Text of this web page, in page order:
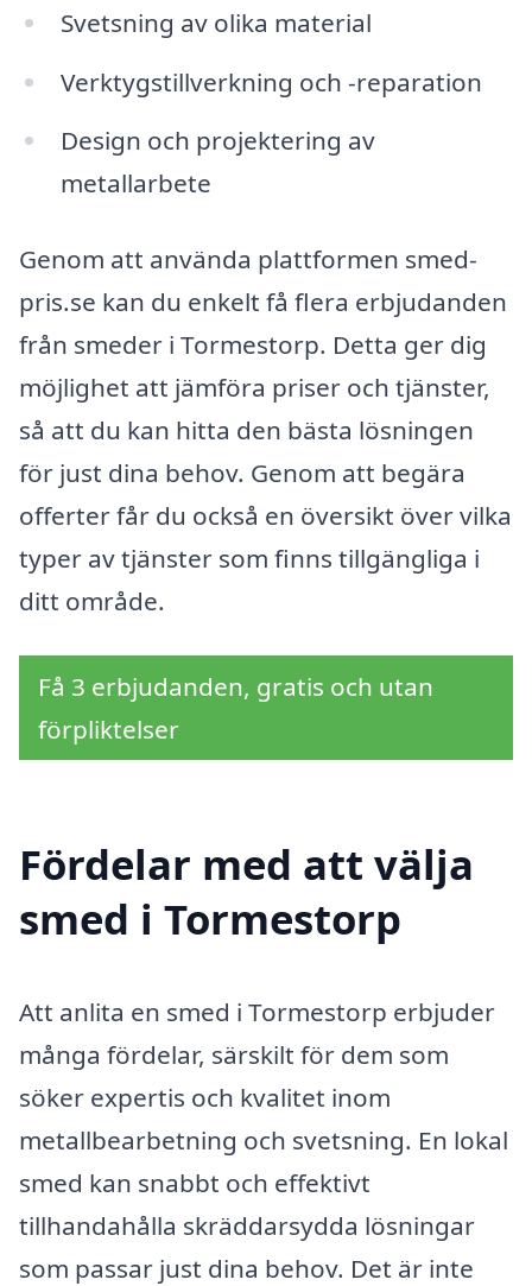
Svetsning av olika material
Verktygstillverkning och -reparation
Design och projektering av
metallarbete
Genom att använda plattformen smed-
pris.se kan du enkelt få flera erbjudanden
från smeder i Tormestorp. Detta ger dig
möjlighet att jämföra priser och tjänster,
så att du kan hitta den bästa lösningen
för just dina behov. Genom att begära
offerter får du också en översikt över vilka
typer av tjänster som finns tillgängliga i
ditt område.
Få 3 erbjudanden, gratis och utan
förpliktelser
Fördelar med att välja
smed i Tormestorp
Att anlita en smed i Tormestorp erbjuder
många fördelar, särskilt för dem som
söker expertis och kvalitet inom
metallbearbetning och svetsning. En lokal
smed kan snabbt och effektivt
tillhandahålla skräddarsydda lösningar
som passar just dina behov. Det är inte